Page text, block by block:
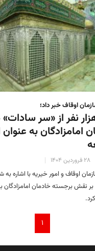
اوقاف خبر داد؛
۴۰ هزار نفر از «سر
امامزادگان به
۲۸ فروردین ۱۴۰۴
نقش برجسته خادمان امامزادگان
۱